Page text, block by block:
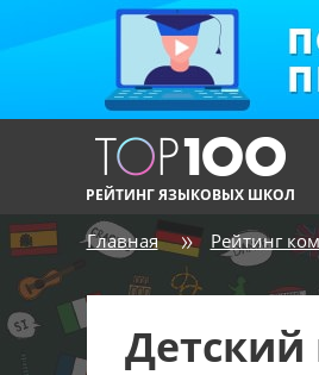
РЕЙТИНГ ЯЗЫКОВЫХ ШКОЛ
Главная Рейтинг
Детский